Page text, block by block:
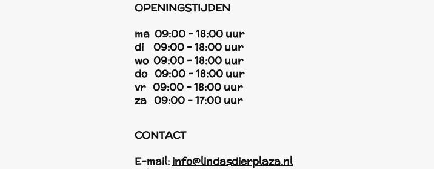
OPENINGSTIJDEN
ma 09:00 - 18:00 uur
di 09:00 - 18:00 uur
wo 09:00 - 18:00 uur
do 09:00 - 18:00 uur
vr 09:00 - 18:00 uur
za 09:00 - 17:00 uur
CONTACT
E-mail: info@lindasdierplaza.nl